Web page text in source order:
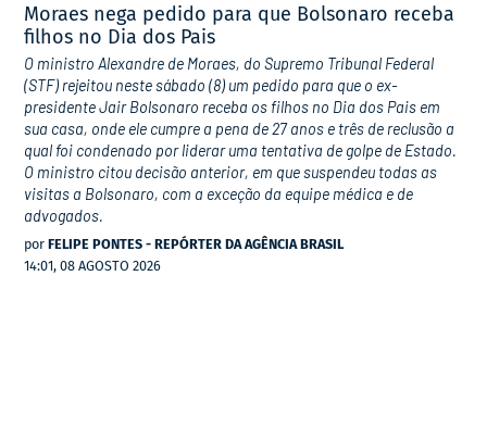
Moraes nega pedido para que Bolsonaro receba
filhos no Dia dos Pais
O ministro Alexandre de Moraes, do Supremo Tribunal Federal
(STF) rejeitou neste sábado (8) um pedido para que o ex-
presidente Jair Bolsonaro receba os filhos no Dia dos Pais em
sua casa, onde ele cumpre a pena de 27 anos e três de reclusão a
qual foi condenado por liderar uma tentativa de golpe de Estado.
O ministro citou decisão anterior, em que suspendeu todas as
visitas a Bolsonaro, com a exceção da equipe médica e de
advogados.
por FELIPE PONTES - REPÓRTER DA AGÊNCIA BRASIL
14:01, 08 AGOSTO 2026